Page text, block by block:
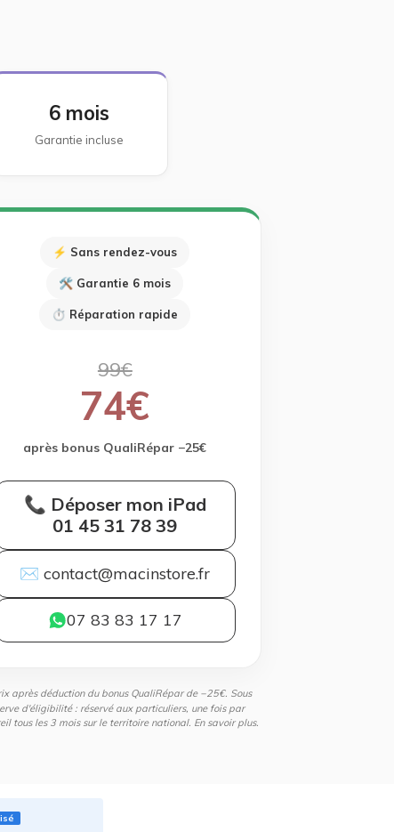
6 mois
Garantie incluse
⚡ Sans rendez-vous
🛠 Garantie 6 mois
⏱ Réparation rapide
99€
74€
après bonus QualiRépar −25€
📞 Déposer mon iPad
01 45 31 78 39
✉ contact@macinstore.fr
07 83 83 17 17
après déduction du bonus QualiRépar de −25€. Sous
d'éligibilité : réservé aux particuliers, une fois par
tous les 3 mois sur le territoire national. En savoir plus.